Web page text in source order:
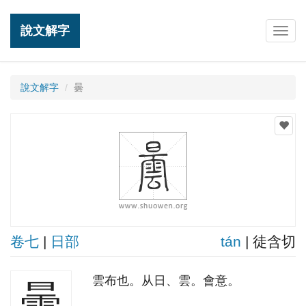
說文解字
說文解字 曇
卷七 | 日部 tán | 徒含切
雲布也。从日、雲。會意。